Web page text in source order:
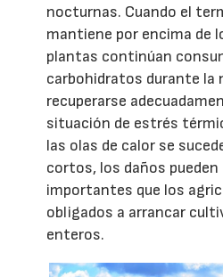
nocturnas. Cuando el
mantiene por encima de
plantas continúan
carbohidratos durante la
recuperarse
situación de estrés
las olas de calor se
cortos, los daños
importantes que los
obligados a arrancar
enteros.